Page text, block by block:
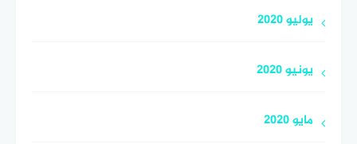
يوليو 2020
يونيو 2020
مايو 2020